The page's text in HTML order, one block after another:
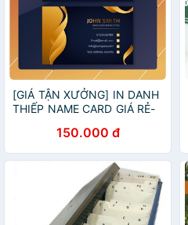
[GIÁ TẬN XƯỞNG] IN DANH
THIẾP NAME CARD GIÁ RẺ-
150.000 đ